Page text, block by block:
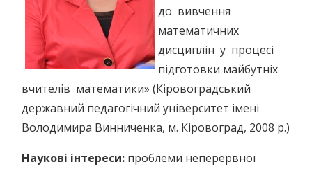
до вивчення
математичних
дисциплін у процесі
підготовки майбутніх
вчителів математики» (Кіровоградський
державний педагогічний університет імені
Володимира Винниченка, м. Кіровоград, 2008 р.)
Наукові інтереси: проблеми неперервної